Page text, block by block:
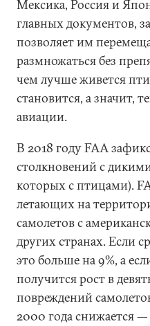
Мексика, Россия и
главных документов,
позволяет им
размножаться без
чем лучше живется
становится, а значит,
авиации.
В 2018 году FAA
столкновений с
которых с птицами).
летающих на
самолетов с
других странах. Если
это больше на 9%, а
получится рост в
повреждений
2000 года снижается —